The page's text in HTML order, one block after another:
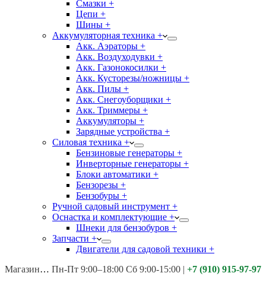
Смазки +
Цепи +
Шины +
Аккумуляторная техника +
Акк. Аэраторы +
Акк. Воздуходувки +
Акк. Газонокосилки +
Акк. Кусторезы/ножницы +
Акк. Пилы +
Акк. Снегоуборщики +
Акк. Триммеры +
Аккумуляторы +
Зарядные устройства +
Силовая техника +
Бензиновые генераторы +
Инверторные генераторы +
Блоки автоматики +
Бензорезы +
Бензобуры +
Ручной садовый инструмент +
Оснастка и комплектующие +
Шнеки для бензобуров +
Запчасти +
Двигатели для садовой техники +
Магазины: Калуга ул. Московская д.113
Пн-Пт 9:00–18:00 Сб 9:00-15:00 | +7 (910) 915-97-97